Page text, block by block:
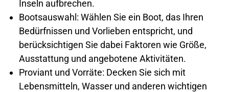
Inseln aufbrechen.
Bootsauswahl: Wählen Sie ein Boot, das Ihren
Bedürfnissen und Vorlieben entspricht, und
berücksichtigen Sie dabei Faktoren wie Größe,
Ausstattung und angebotene Aktivitäten.
Proviant und Vorräte: Decken Sie sich mit
Lebensmitteln, Wasser und anderen wichtigen